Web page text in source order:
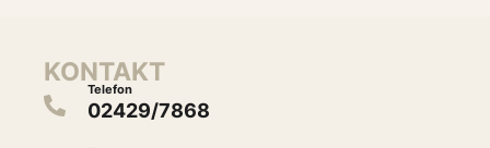
KONTAKT
Telefon
02429/7868